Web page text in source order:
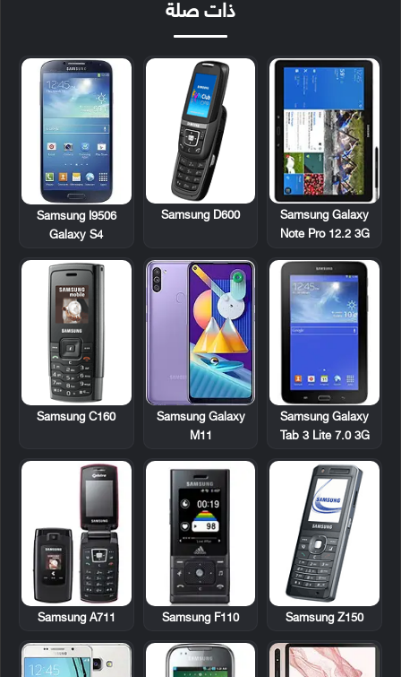
ذات صلة
Samsung Galaxy
Note Pro 12.2 3G
Samsung D600
Samsung I9506
Galaxy S4
Samsung Galaxy
Tab 3 Lite 7.0 3G
Samsung Galaxy
M11
Samsung C160
Samsung Z150
Samsung F110
Samsung A711